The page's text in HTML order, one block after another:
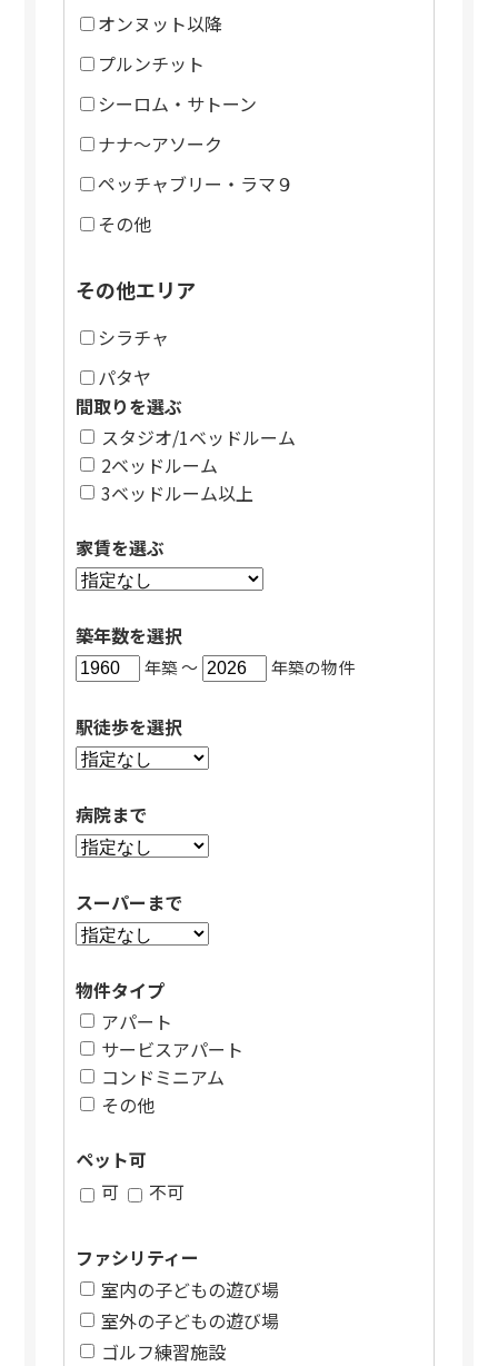
オンヌット以降
プルンチット
シーロム・サトーン
ナナ～アソーク
ペッチャブリー・ラマ９
その他
その他エリア
シラチャ
パタヤ
間取りを選ぶ
スタジオ/1ベッドルーム
2ベッドルーム
3ベッドルーム以上
家賃を選ぶ
築年数を選択
年築 〜 年築の物件
駅徒歩を選択
病院まで
スーパーまで
物件タイプ
アパート
サービスアパート
コンドミニアム
その他
ペット可
可
不可
ファシリティー
室内の子どもの遊び場
室外の子どもの遊び場
ゴルフ練習施設